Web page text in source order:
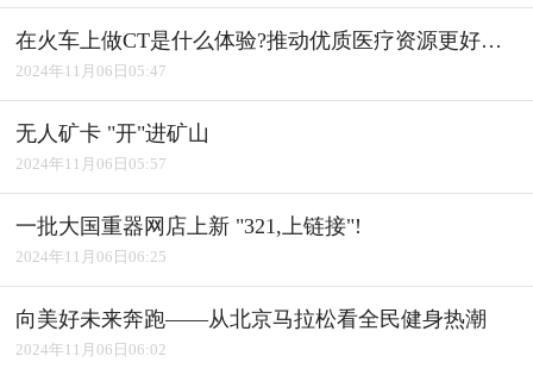
在火车上做CT是什么体验?推动优质医疗资源更好惠及基层
2024年11月06日05:47
无人矿卡 "开"进矿山
2024年11月06日05:57
一批大国重器网店上新 "321,上链接"!
2024年11月06日06:25
向美好未来奔跑――从北京马拉松看全民健身热潮
2024年11月06日06:02